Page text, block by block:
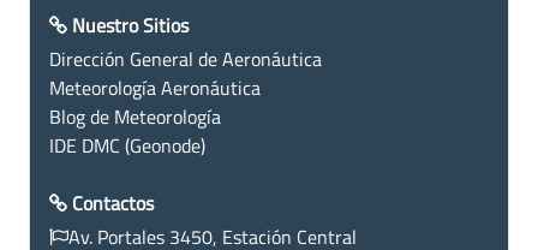
Nuestro Sitios
Dirección General de Aeronáutica
Meteorología Aeronáutica
Blog de Meteorología
IDE DMC (Geonode)
Contactos
Av. Portales 3450, Estación Central